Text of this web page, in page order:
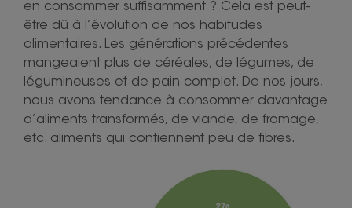
en consommer suffisamment ? Cela est peut-
être dû à l’évolution de nos habitudes
alimentaires. Les générations précédentes
mangeaient plus de céréales, de légumes, de
légumineuses et de pain complet. De nos jours,
nous avons tendance à consommer davantage
d’aliments transformés, de viande, de fromage,
etc. aliments qui contiennent peu de fibres.